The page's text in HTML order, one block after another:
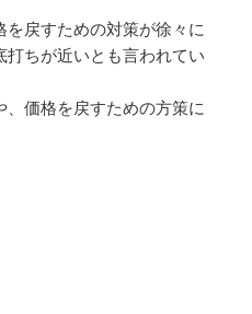
を戻すための対策が徐々に
ちが近いとも言われてい
価格を戻すための方策に